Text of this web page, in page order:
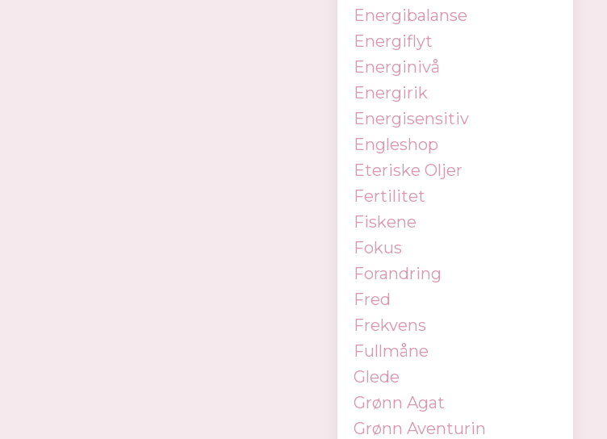
Energibalanse
Energiflyt
Energinivå
Energirik
Energisensitiv
Engleshop
Eteriske Oljer
Fertilitet
Fiskene
Fokus
Forandring
Fred
Frekvens
Fullmåne
Glede
Grønn Agat
Grønn Aventurin